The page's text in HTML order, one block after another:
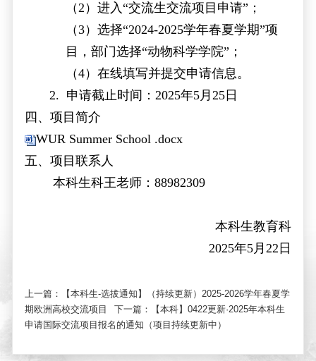
（2 ）进入“交流生交流项目申请” ；
（3）选择“2024-2025学年春夏学期”项
目，部门选择“动物科学学院” ；
（4）在线填写并提交申请信息。
2. 申请截止时间：2025年5月25日
四、项目简介
WUR Summer School .docx
五、项目联系人
本科生科王老师： 88982309
本科生教育科
2025年5月22日
上一篇：
【本科生-选拔通知】（持续更新）2025-2026学年春夏学
期欧洲高校交流项目
下一篇：
【本科】0422更新·2025年本科生
申请国际交流项目报名的通知（项目持续更新中）